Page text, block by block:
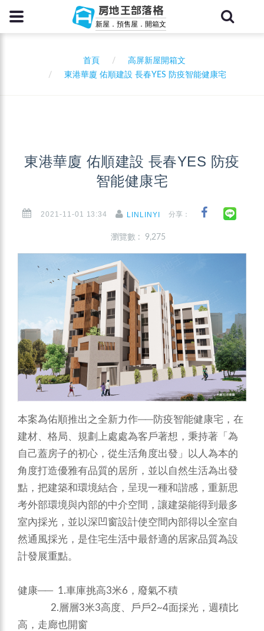
房地王部落格
新屋．預售屋．開箱文
首頁
高屏新屋開箱文
東港華廈 佑順建設 長春YES 防疫智能健康宅
東港華廈 佑順建設 長春YES 防疫
智能健康宅
2021-11-01 13:34 LINLINYI 分享：
瀏覽數 : 9,275
本案為佑順推出之全新力作──防疫智能健康宅，在
建材、格局、規劃上處處為客戶著想，秉持著「為
自己蓋房子的初心，從生活角度出發」以人為本的
角度打造優雅有品質的居所，並以自然生活為出發
點，把建築和環境結合，呈現一種和諧感，重新思
考外部環境與內部的中介空間，讓建築能得到最多
室內採光，並以深凹窗設計使空間內部得以全室自
然通風採光，是住宅生活中最舒適的居家品質為設
計發展重點。
健康── 1.車庫挑高3米6，廢氣不積
2.層層3米3高度、戶戶2~4面採光，週積比
高，走廊也開窗